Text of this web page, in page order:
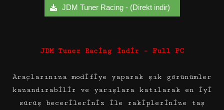
JDM Tuner Racing - (Direkt indir)
JDM Tuner Racing İndir – Full PC
Araçlarınıza modifiye yaparak şık görünümler
kazandırabilir ve yarışlara katılarak en iyi
sürüş becerileriniz ile rakiplerinize taş